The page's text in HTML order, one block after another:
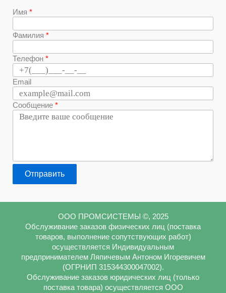
Имя
Фамилия
Телефон
Email
Сообщение
Отправить
ООО ПРОМСИСТЕМЫ ©, 2025
Обслуживание заказов физических лиц (поставка
товаров, выполнение сопутствующих работ)
осуществляется Индивидуальным
предпринимателем Ляпичевым Антоном Игоревичем
(ОГРНИП 315344300047002).
Обслуживание заказов юридических лиц (только
поставка товара) осуществляется ООО